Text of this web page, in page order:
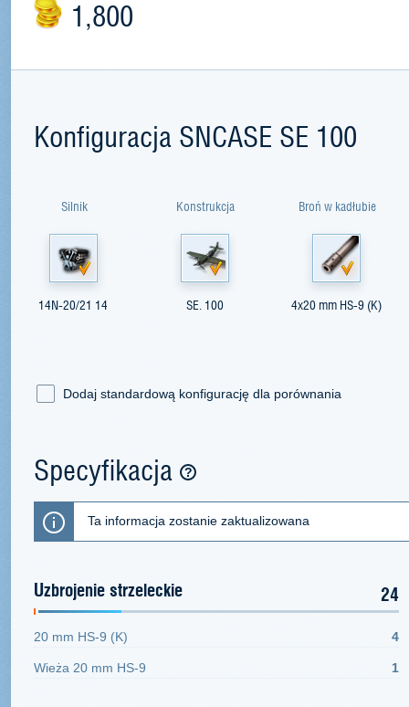
1,800
Konfiguracja SNCASE SE 100
Silnik
14N-20/21 14
Konstrukcja
SE. 100
Broń w kadłubie
4x20 mm HS-9 (K)
Dodaj standardową konfigurację dla porównania
Specyfikacja
Ta informacja zostanie zaktualizowana
Uzbrojenie strzeleckie 24
20 mm HS-9 (K) 4
Wieża 20 mm HS-9 1